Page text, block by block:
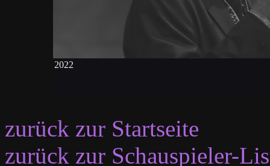
2022
zurück zur Startseite
zurück zur Schauspieler-